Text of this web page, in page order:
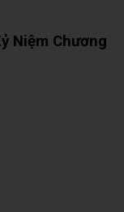
Niệm Chương